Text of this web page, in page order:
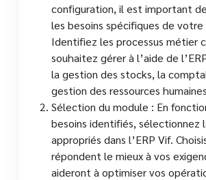
configuration, il est important
les besoins spécifiques de
Identifiez les processus métier
souhaitez gérer à l’aide de
la gestion des stocks, la
gestion des ressources
Sélection du module : En
besoins identifiés, sélectionnez
appropriés dans l’ERP Vif.
répondent le mieux à vos
aideront à optimiser vos